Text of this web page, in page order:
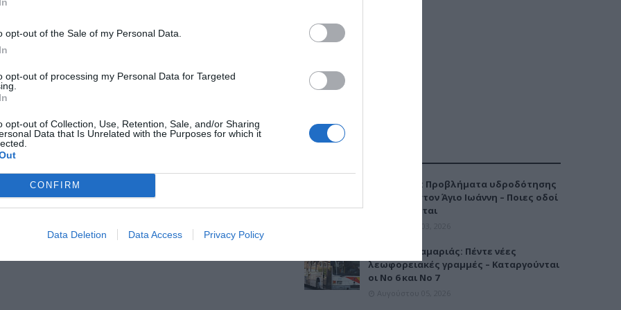
opt-out of the Sale of my Personal Data.
opt-out of processing my Personal Data for Targeted
opt-out of Collection, Use, Retention, Sale, and/or Sharing
Data that Is Unrelated with the Purposes for which it
CONFIRM
Data Deletion Data Access Privacy Policy
«Τουρισμός για Όλους» - Ποιοι κάνουν σήμερα
12:00 το μεσημέρι, ξεκίνησαν οι αιτήσεις συμμετοχής στο νέο
γραμμές – Καταργούνται οι Νο 6 και Νο 7
εντός του πολεοδομικού συγκροτήματος Θεσσαλονίκης φέρνει η
Καλαμαριά: Προβλήματα υδροδότησης
την Τρίτη στον Άγιο Ιωάννη – Ποιες οδοί
επηρεάζονται
Μετρό Καλαμαριάς: Πέντε νέες
λεωφορειακές γραμμές – Καταργούνται
οι Νο 6 και Νο 7